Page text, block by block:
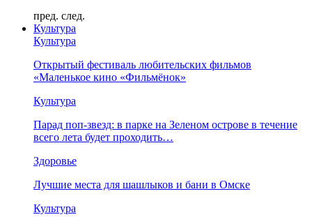
пред. след.
Культура
Культура
Открытый фестиваль любительских фильмов
«Маленькое кино «Фильмёнок»
Культура
Парад поп-звезд: в парке на Зеленом острове в течение
всего лета будет проходить…
Здоровье
Лучшие места для шашлыков и бани в Омске
Культура